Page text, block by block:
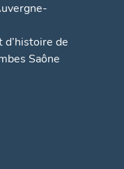
d’histoire de
Saône